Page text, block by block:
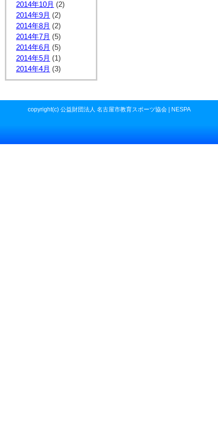
2014年10月 (2)
2014年9月 (2)
2014年8月 (2)
2014年7月 (5)
2014年6月 (5)
2014年5月 (1)
2014年4月 (3)
copyright(c) 公益財団法人 名古屋市教育スポーツ協会 | NESPA